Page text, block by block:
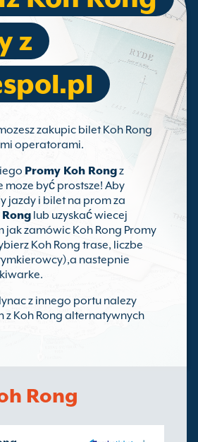
z
zakupic bilet Koh Rong
operatorami.
Promy Koh Rongz
moze być prostsze! Aby
jazdy i bilet na prom za
lub uzyskać wiecej
jak zamówic Koh Rong Promy
Koh Rong trase, liczbe
nastepnie
z innego portu nalezy
z Koh Rong alternatywnych
Rong